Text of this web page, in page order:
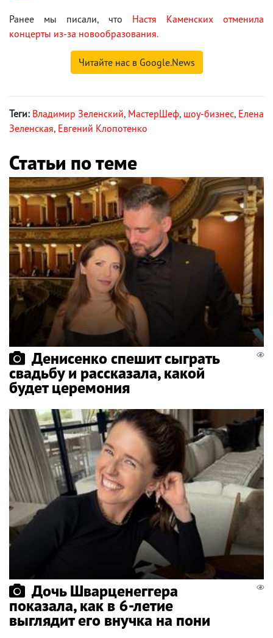
Ранее мы писали, что Настя Каменских отменила
концерты из-за новообразования.
Читайте нас в Google.News
Теги: Владимир Зеленский, МастерШеф, шоу-бизнес, Елена
Зеленская, Евгений Клопотенко
Статьи по теме
Денисенко спешит сыграть
свадьбу и рассказала, какой
будет церемония
Дочь Шварценеггера
показала, как в 6-летие
выглядит его внучка на пони